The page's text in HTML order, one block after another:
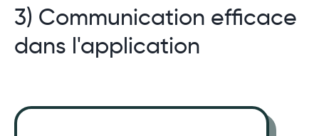
3) Communication efficace
dans l'application